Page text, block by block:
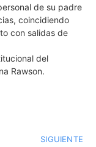
de su padre
coincidiendo
con salidas de
del
Rawson.
SIGUIENTE